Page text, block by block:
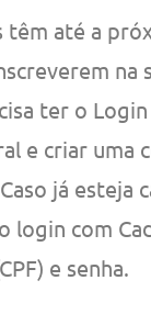
têm até a
na
ter o
e criar uma
já esteja
login com
e senha.